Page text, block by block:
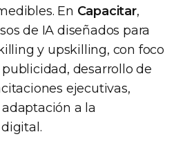
En Capacitar,
de IA diseñados para
y upskilling, con foco
desarrollo de
ejecutivas,
a la